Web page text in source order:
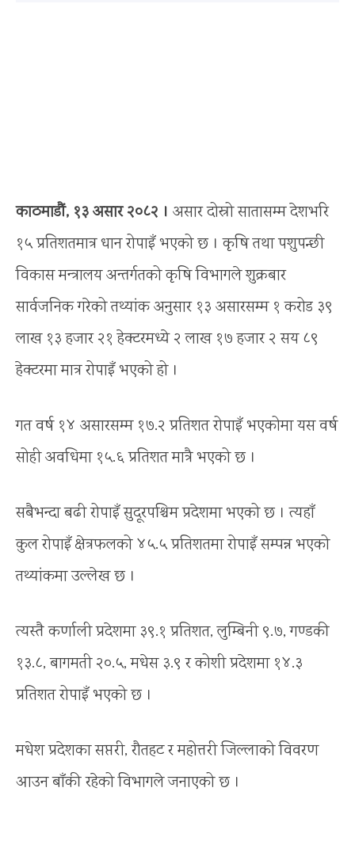
काठमाडौं, १३ असार २०८२ । असार दोस्रो सातासम्म देशभरि
१५ प्रतिशतमात्र धान रोपाइँ भएको छ । कृषि तथा पशुपन्छी
विकास मन्त्रालय अन्तर्गतको कृषि विभागले शुक्रबार
सार्वजनिक गरेको तथ्यांक अनुसार १३ असारसम्म १ करोड ३९
लाख १३ हजार २१ हेक्टरमध्ये २ लाख १७ हजार २ सय ८९
हेक्टरमा मात्र रोपाइँ भएको हो ।
गत वर्ष १४ असारसम्म १७.२ प्रतिशत रोपाइँ भएकोमा यस वर्ष
सोही अवधिमा १५.६ प्रतिशत मात्रै भएको छ ।
सबैभन्दा बढी रोपाइँ सुदूरपश्चिम प्रदेशमा भएको छ । त्यहाँ
कुल रोपाइँ क्षेत्रफलको ४५.५ प्रतिशतमा रोपाइँ सम्पन्न भएको
तथ्यांकमा उल्लेख छ ।
त्यस्तै कर्णाली प्रदेशमा ३९.१ प्रतिशत, लुम्बिनी ९.७, गण्डकी
१३.८, बागमती २०.५, मधेस ३.९ र कोशी प्रदेशमा १४.३
प्रतिशत रोपाइँ भएको छ ।
मधेश प्रदेशका सप्तरी, रौतहट र महोत्तरी जिल्लाको विवरण
आउन बाँकी रहेको विभागले जनाएको छ ।